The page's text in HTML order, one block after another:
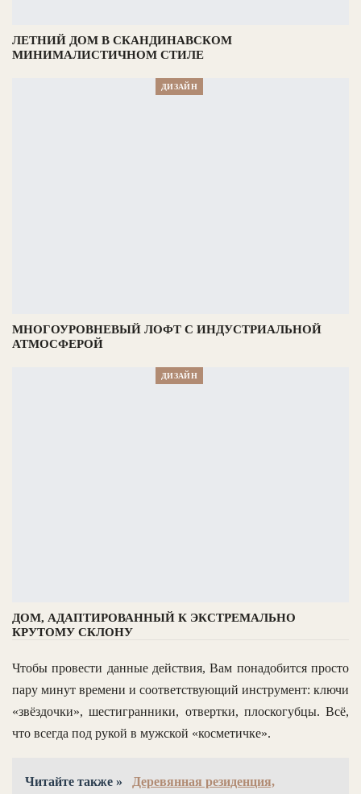
ЛЕТНИЙ ДОМ В СКАНДИНАВСКОМ
МИНИМАЛИСТИЧНОМ СТИЛЕ
ДИЗАЙН
МНОГОУРОВНЕВЫЙ ЛОФТ С ИНДУСТРИАЛЬНОЙ
АТМОСФЕРОЙ
ДИЗАЙН
ДОМ, АДАПТИРОВАННЫЙ К ЭКСТРЕМАЛЬНО
КРУТОМУ СКЛОНУ
Чтобы провести данные действия, Вам понадобится просто
пару минут времени и соответствующий инструмент: ключи
«звёздочки», шестигранники, отвертки, плоскогубцы. Всё,
что всегда под рукой в мужской «косметичке».
Читайте также » Деревянная резиденция,